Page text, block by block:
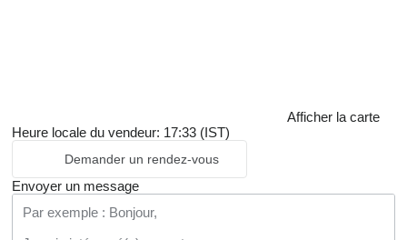
Afficher la carte
Heure locale du vendeur: 17:33 (IST)
Demander un rendez-vous
Envoyer un message